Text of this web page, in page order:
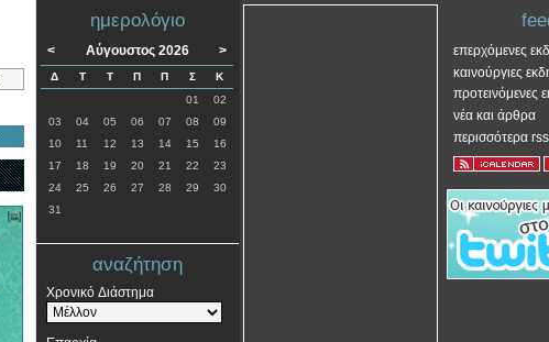
ημερολόγιο
< Αύγουστος 2026 >
Δ Τ Τ Π Π Σ
Κ
01
02
03
04 05 06 07 08
09
10
11 12 13 14 15
16
17
18 19 20 21 22
23
24
25 26 27 28 29
30
31
αναζήτηση
Χρονικό Διάστημα
επερχόμενες
καινούργιες
προτεινόμενες
νέα και άρθρα
περισσότερα